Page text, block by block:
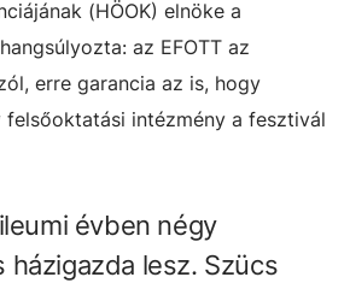
(HÖOK) elnöke a
az EFOTT az
erre garancia az is, hogy
felsőoktatási intézmény a fesztivál
évben négy
házigazda lesz. Szücs